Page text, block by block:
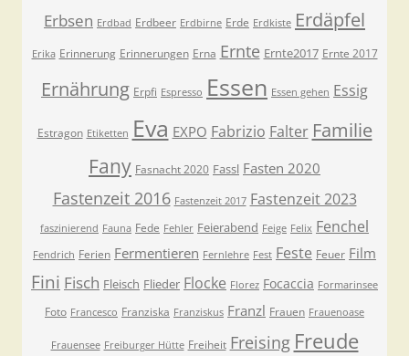
Erbsen Erdbad Erdbeer Erdbirne Erde Erdkiste Erdäpfel
Erika Erinnerung Erinnerungen Erna Ernte Ernte2017 Ernte 2017
Ernährung Erpfi Espresso Essen Essen gehen Essig
Estragon Etiketten Eva EXPO Fabrizio Falter Familie
Fany Fasnacht 2020 Fassl Fasten 2020
Fastenzeit 2016 Fastenzeit 2017 Fastenzeit 2023
faszinierend Fauna Fede Fehler Feierabend Feige Felix Fenchel
Fendrich Ferien Fermentieren Fernlehre Fest Feste Feuer Film
Fini Fisch Fleisch Flieder Flocke Florez Focaccia Formarinsee
Foto Francesco Franziska Franziskus Franzl Frauen Frauenoase
Frauensee Freiburger Hütte Freiheit Freising Freude